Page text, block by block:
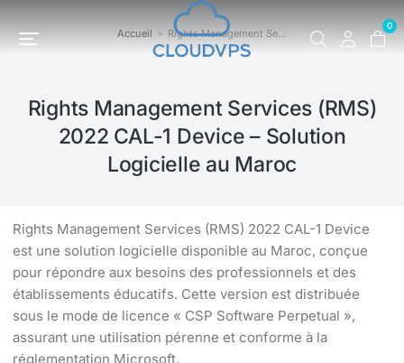
0
Vous êtes ici :Accueil Rights Management Se…
Rights Management Services (RMS)
2022 CAL-1 Device – Solution
Logicielle au Maroc
Rights Management Services (RMS) 2022 CAL-1 Device
est une solution logicielle disponible au Maroc, conçue
pour répondre aux besoins des professionnels et des
établissements éducatifs. Cette version est distribuée
sous le mode de licence « CSP Software Perpetual »,
assurant une utilisation pérenne et conforme à la
réglementation Microsoft.